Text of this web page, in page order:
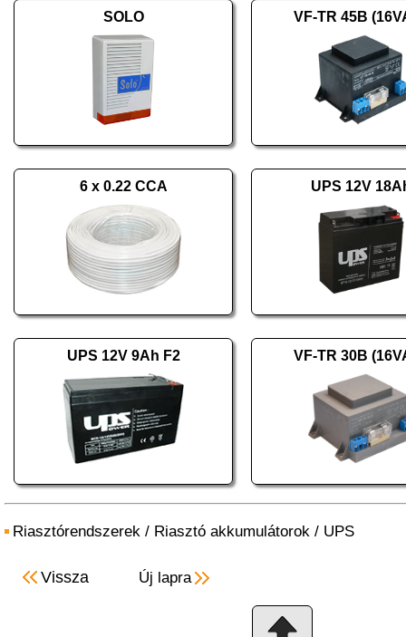
SOLO VF-TR 45B
6 x 0.22 CCA UPS 12V
UPS 12V 9Ah F2 VF-TR 30B
Riasztórendszerek / Riasztó akkumulátorok / UPS
Vissza Új lapra